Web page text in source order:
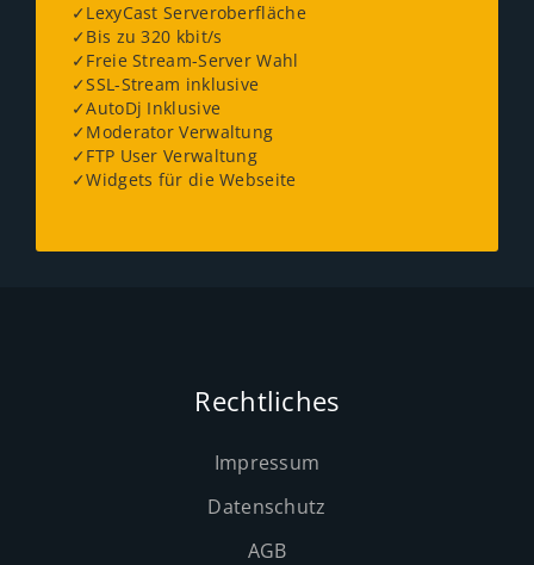
✓LexyCast Serveroberfläche
✓Bis zu 320 kbit/s
✓Freie Stream-Server Wahl
✓SSL-Stream inklusive
✓AutoDj Inklusive
✓Moderator Verwaltung
✓FTP User Verwaltung
✓Widgets für die Webseite
Rechtliches
Impressum
Datenschutz
AGB